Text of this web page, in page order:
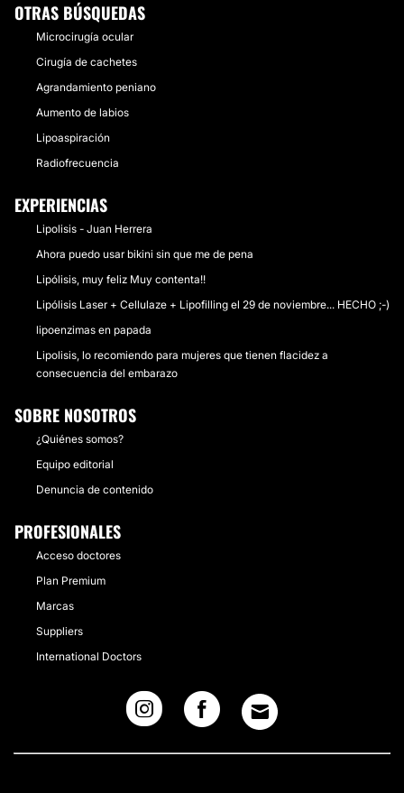
OTRAS BÚSQUEDAS
Microcirugía ocular
Cirugía de cachetes
Agrandamiento peniano
Aumento de labios
Lipoaspiración
Radiofrecuencia
EXPERIENCIAS
Lipolisis - Juan Herrera
Ahora puedo usar bikini sin que me de pena
Lipólisis, muy feliz Muy contenta!!
Lipólisis Laser + Cellulaze + Lipofilling el 29 de noviembre... HECHO ;-)
lipoenzimas en papada
Lipolisis, lo recomiendo para mujeres que tienen flacidez a
consecuencia del embarazo
SOBRE NOSOTROS
¿Quiénes somos?
Equipo editorial
Denuncia de contenido
PROFESIONALES
Acceso doctores
Plan Premium
Marcas
Suppliers
International Doctors